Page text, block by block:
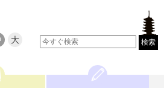
検索
大